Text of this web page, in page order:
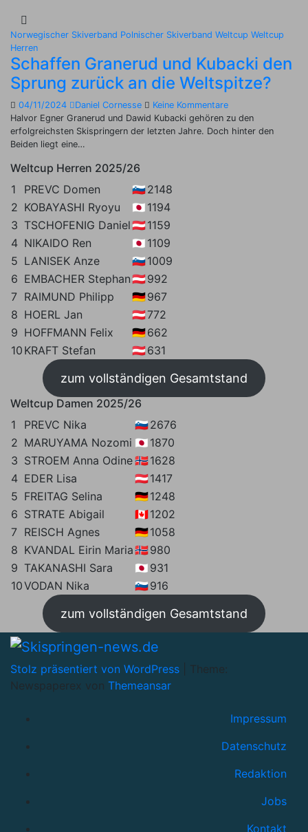
Norwegischer Skiverband Polnischer Skiverband Weltcup Weltcup
Herren
Schaffen Granerud und Kubacki den
Sprung zurück an die Weltspitze?
04/11/2024 Daniel Cornesse
Keine Kommentare
Halvor Egner Granerud und Dawid Kubacki gehören zu den
erfolgreichsten Skispringern der letzten Jahre. Doch hinter den
Beiden liegt eine…
Weltcup Herren 2025/26
1
PREVC Domen 🇸🇮2148
2 KOBAYASHI Ryoyu 🇯🇵 1194
3 TSCHOFENIG Daniel🇦🇹1159
4 NIKAIDO Ren 🇯🇵 1109
5 LANISEK Anze 🇸🇮1009
6 EMBACHER Stephan🇦🇹992
7 RAIMUND Philipp 🇩🇪967
8 HOERL Jan 🇦🇹772
9 HOFFMANN Felix 🇩🇪662
10 KRAFT Stefan 🇦🇹631
zum vollständigen Gesamtstand
Weltcup Damen 2025/26
1
PREVC Nika 🇸🇮2676
2 MARUYAMA Nozomi 🇯🇵 1870
3 STROEM Anna Odine🇳🇴1628
4 EDER Lisa 🇦🇹1417
5 FREITAG Selina 🇩🇪1248
6 STRATE Abigail 🇨🇦1202
7 REISCH Agnes 🇩🇪1058
8 KVANDAL Eirin Maria🇳🇴980
9 TAKANASHI Sara 🇯🇵 931
10VODAN Nika 🇸🇮916
zum vollständigen Gesamtstand
Stolz präsentiert von WordPress
Theme:
Newspaperex von Themeansar
Impressum
Datenschutz
Redaktion
Jobs
Kontakt